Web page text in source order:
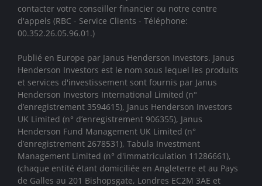
contacter votre conseiller financier ou notre centre
d'appels (RBC - Service Clients - Téléphone:
00.352.26.05.96.01.)
Publié en Europe par Janus Henderson Investors. Janus
Henderson Investors est le nom sous lequel les produits
et services d'investissement sont fournis par Janus
Henderson Investors International Limited (n°
d’enregistrement 3594615), Janus Henderson Investors
UK Limited (n° d’enregistrement 906355), Janus
Henderson Fund Management UK Limited (n°
d’enregistrement 2678531), Tabula Investment
Management Limited (n° d'immatriculation 11286661),
(chaque entité étant domiciliée en Angleterre et au Pays
de Galles au 201 Bishopsgate, Londres EC2M 3AE et